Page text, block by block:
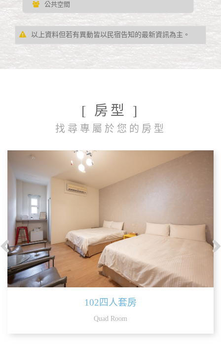
公共空間
以上資料但若有異動皆以民宿告知的最新資訊為主。
[ 房型 ]
找尋專屬於您的房型
102四人套房
Quad Room